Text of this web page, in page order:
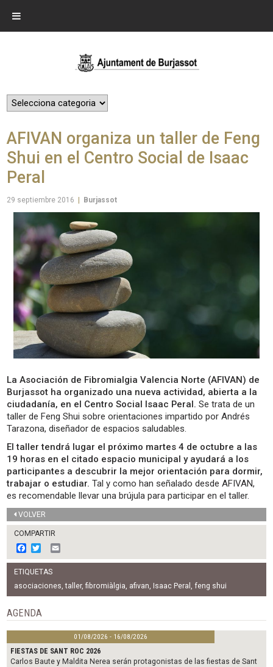
AFIVAN organiza un taller de Feng
Shui en el Centro Social de Isaac
Peral
29 septiembre 2016 Burjassot
La Asociación de Fibromialgia Valencia Norte (AFIVAN) de
Burjassot ha organizado una nueva actividad, abierta a la
ciudadanía, en el Centro Social Isaac Peral. Se trata de un
taller de Feng Shui sobre orientaciones impartido por Andrés
Tarazona, diseñador de espacios saludables.
El taller tendrá lugar el próximo martes 4 de octubre a las
19 horas en el citado espacio municipal y ayudará a los
participantes a descubrir la mejor orientación para dormir,
trabajar o estudiar. Tal y como han señalado desde AFIVAN,
es recomendable llevar una brújula para participar en el taller.
VOLVER
COMPARTIR
F
a
c
e
b
o
o
k
w
i
t
t
e
m
l
ETIQUETAS
asociaciones,taller,fibromiàlgia, afivan, Isaac Peral ,feng shui
AGENDA
01/08/2026 - 16/08/2026
FIESTAS DE SANT ROC 2026
Carlos Baute y Maldita Nerea serán protagonistas de las fiestas de Sant